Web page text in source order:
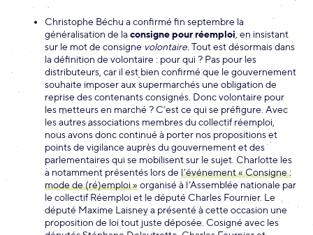
Christophe Béchu a confirmé fin septembre la
généralisation de laconsigne pour réemploi , en insistant
sur le mot de consigne volontaire. Tout est désormais dans
la définition de volontaire : pour qui ? Pas pour les
distributeurs, car il est bien confirmé que le gouvernement
souhaite imposer aux supermarchés une obligation de
reprise des contenants consignés. Donc volontaire pour
les metteurs en marché ? C’est ce qui se préfigure. Avec
les autres associations membres du collectif réemploi,
nous avons donc continué à porter nos propositions et
points de vigilance auprès du gouvernement et des
parlementaires qui se mobilisent sur le sujet. Charlotte les
a notamment présentés lors de l’événement « Consigne :
mode de (ré)emploi »organisé à l’Assemblée nationale par
le collectif Réemploi et le député Charles Fournier. Le
député Maxime Laisney a présenté à cette occasion une
proposition de loi tout juste déposée. Cosigné avec les